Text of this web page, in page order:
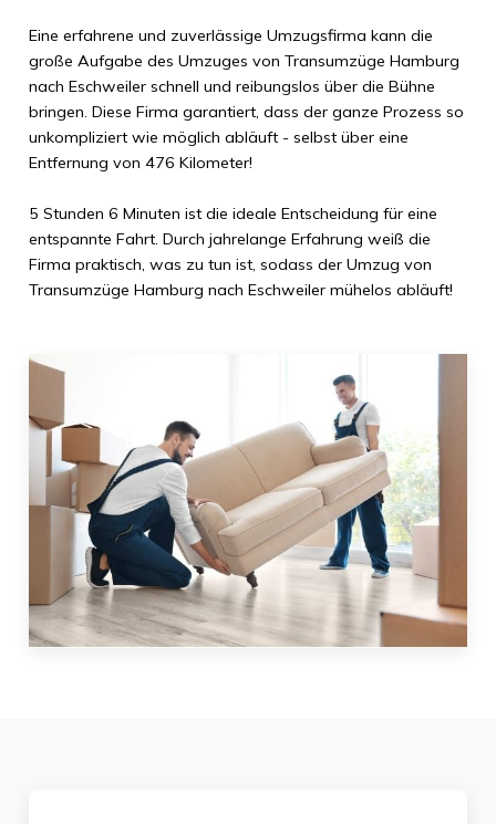
Eine erfahrene und zuverlässige Umzugsfirma kann die
große Aufgabe des Umzuges von Transumzüge Hamburg
nach Eschweilerschnell und reibungslos über die Bühne
bringen. Diese Firma garantiert, dass der ganze Prozess so
unkompliziert wie möglich abläuft - selbst über eine
Entfernung von 476 Kilometer!
5 Stunden 6 Minuten ist die ideale Entscheidung für eine
entspannte Fahrt. Durch jahrelange Erfahrung weiß die
Firma praktisch, was zu tun ist, sodass der Umzug von
Transumzüge Hamburg nach Eschweilermühelos abläuft!